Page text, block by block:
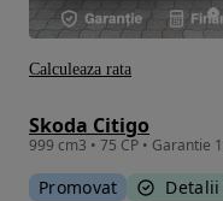
Skoda Citigo
Promovat
Calculeaza rata